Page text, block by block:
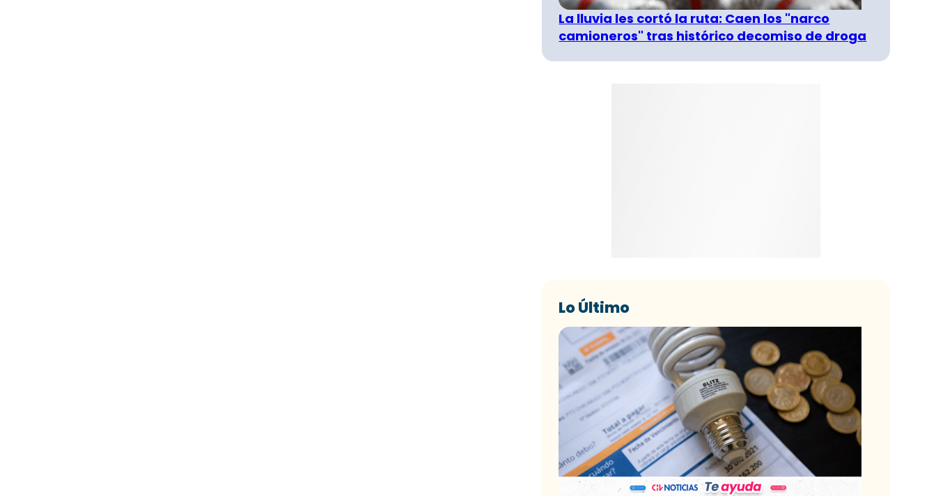
La lluvia les cortó la ruta: Caen los "narco
camioneros" tras histórico decomiso de droga
Lo Último